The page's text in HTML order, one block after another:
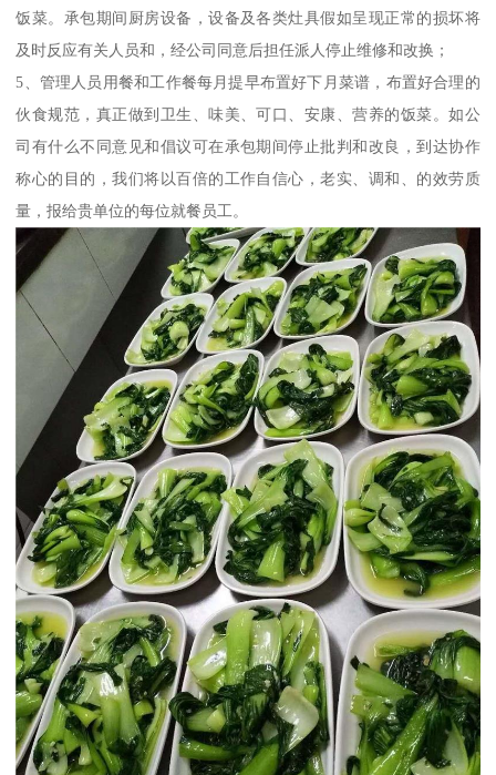
饭菜。承包期间厨房设备，设备及各类灶具假如呈现正常的损坏将
及时反应有关人员和，经公司同意后担任派人停止维修和改换；
5、管理人员用餐和工作餐每月提早布置好下月菜谱，布置好合理的
伙食规范，真正做到卫生、味美、可口、安康、营养的饭菜。如公
司有什么不同意见和倡议可在承包期间停止批判和改良，到达协作
称心的目的，我们将以百倍的工作自信心，老实、调和、的效劳质
量，报给贵单位的每位就餐员工。